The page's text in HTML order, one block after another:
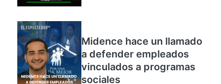
Midence hace un llamado
a defender empleados
vinculados a programas